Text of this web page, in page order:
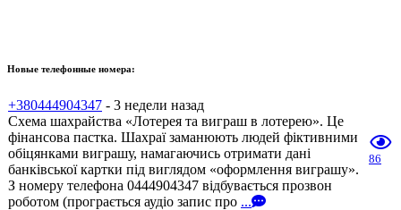
Новые телефонные номера:
+380444904347 - 3 недели назад
Схема шахрайства «Лотерея та виграш в лотерею». Це
фінансова пастка. Шахраї заманюють людей фіктивними
обіцянками виграшу, намагаючись отримати дані
банківської картки під виглядом «оформлення виграшу».
З номеру телефона 0444904347 відбувається прозвон
роботом (програється аудіо запис про ...
86